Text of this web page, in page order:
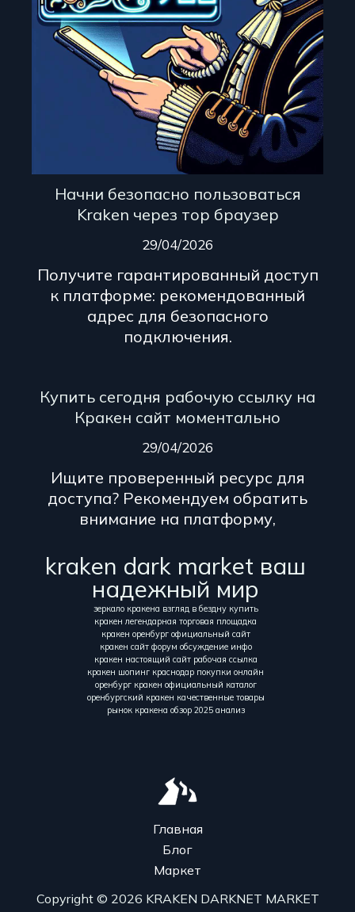
Начни безопасно пользоваться
Kraken через тор браузер
29/04/2026
Получите гарантированный доступ
к платформе: рекомендованный
адрес для безопасного
подключения.
Купить сегодня рабочую ссылку на
Кракен сайт моментально
29/04/2026
Ищите проверенный ресурс для
доступа? Рекомендуем обратить
внимание на платформу,
kraken dark market ваш
надежный мир
зеркало кракена взгляд в бездну купить
кракен легендарная торговая площадка
кракен оренбург официальный сайт
кракен сайт форум обсуждение инфо
кракен настоящий сайт рабочая ссылка
кракен шопинг краснодар покупки онлайн
оренбург кракен официальный каталог
оренбургский кракен качественные товары
рынок кракена обзор 2025 анализ
Главная
Блог
Маркет
Copyright © 2026 KRAKEN DARKNET MARKET